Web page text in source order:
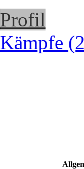
Profil
Kämpfe